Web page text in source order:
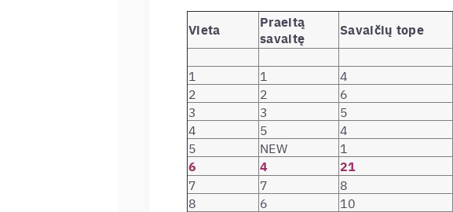
Vieta
Praeitą
savaitę
Savaičių tope
1 1 4
2
2 6
3
3 5
4
5 4
5
NEW 1
6 4 21
7 7 8
8
6 10